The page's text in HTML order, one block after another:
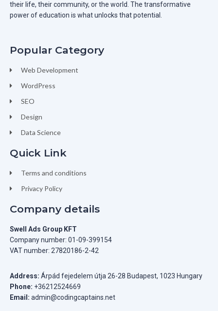
their life, their community, or the world. The transformative
power of education is what unlocks that potential.
Popular Category
Web Development
WordPress
SEO
Design
Data Science
Quick Link
Terms and conditions
Privacy Policy
Company details
Swell Ads Group KFT
Company number: 01-09-399154
VAT number: 27820186-2-42
Address: Árpád fejedelem útja 26-28 Budapest, 1023 Hungary
Phone: +36212524669
Email: admin@codingcaptains.net